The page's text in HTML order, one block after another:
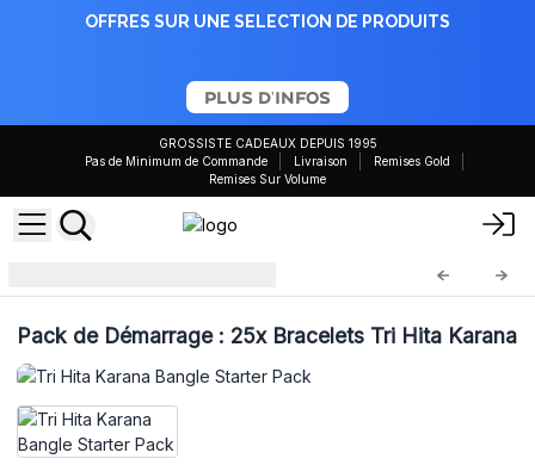
OFFRES SUR UNE SELECTION DE PRODUITS
PLUS D'INFOS
GROSSISTE CADEAUX DEPUIS 1995
Pas de Minimum de Commande
Livraison
Remises Gold
Remises Sur Volume
Pack de Démarrage : 25x Bracelets Tri Hita Karana